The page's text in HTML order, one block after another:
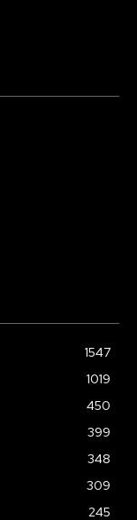
1547
1019
450
399
348
309
245